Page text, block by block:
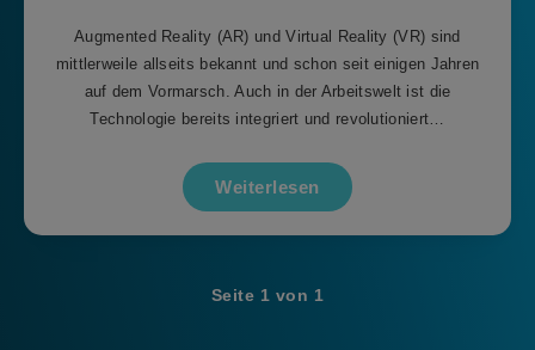
Augmented Reality (AR) und Virtual Reality (VR) sind
mittlerweile allseits bekannt und schon seit einigen Jahren
auf dem Vormarsch. Auch in der Arbeitswelt ist die
Technologie bereits integriert und revolutioniert…
Weiterlesen
Seite 1 von 1